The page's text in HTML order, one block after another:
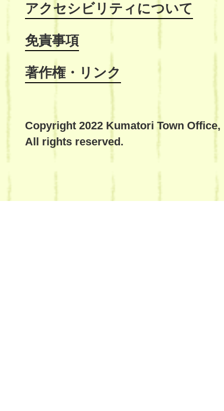
アクセシビリティについて
免責事項
著作権・リンク
Copyright 2022 Kumatori Town Office,
All rights reserved.